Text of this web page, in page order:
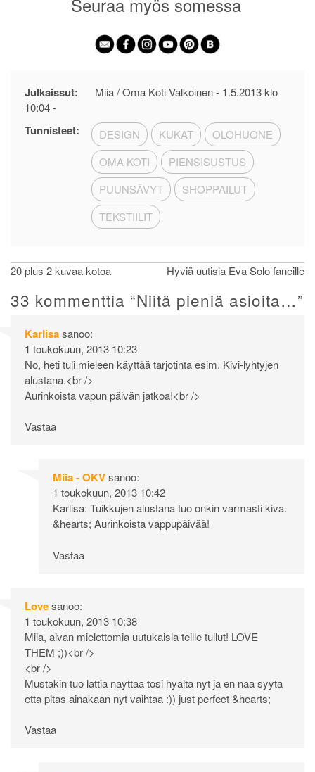
Julkaissut: Miia / Oma Koti Valkoinen - 1.5.2013 klo
10:04-
Tunnisteet: DESIGN KUKAT
OLOHUONE
OMA KOTI
PIENSISUSTUS
PUUNSÄVYT
SHOPPAILUT
TEKSTIILIT
Artikkelien
selaus
20 plus 2 kuvaa kotoa Hyviä uutisia Eva Solo faneille
33 kommenttia “Niitä pieniä asioita…”
Karlisasanoo:
1 toukokuun, 2013 10:23
No, heti tuli mieleen käyttää tarjotinta esim. Kivi-lyhtyjen
alustana.<br />
Aurinkoista vapun päivän jatkoa!<br />
Vastaa
Miia - OKVsanoo:
1 toukokuun, 2013 10:42
Karlisa: Tuikkujen alustana tuo onkin varmasti kiva.
&hearts; Aurinkoista vappupäivää!
Vastaa
Lovesanoo:
1 toukokuun, 2013 10:38
Miia, aivan mielettomia uutukaisia teille tullut! LOVE
THEM ;))<br />
<br />
Mustakin tuo lattia nayttaa tosi hyalta nyt ja en naa syyta
etta pitas ainakaan nyt vaihtaa :)) just perfect &hearts;
Vastaa